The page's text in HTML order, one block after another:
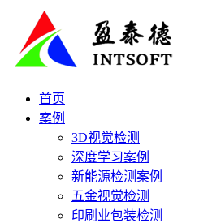
首页
案例
3D视觉检测
深度学习案例
新能源检测案例
五金视觉检测
印刷业包装检测